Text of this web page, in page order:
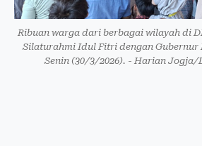
Ribuan warga dari berbagai wilayah di
Silaturahmi Idul Fitri dengan Gubernur
Senin (30/3/2026). - Harian Jogja/